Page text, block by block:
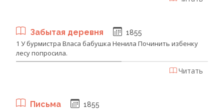
Забытая деревня 1855
1 У бурмистра Власа бабушка Ненила Починить избенку
лесу попросила.
Читать
Письма 1855